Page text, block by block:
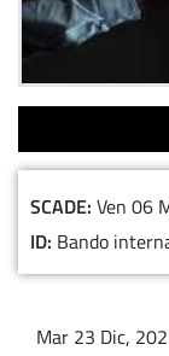
SCADE Ven 06
ID Bando
Mar 23 Dic,